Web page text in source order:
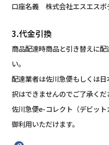
口座名義 株式会社エスエス
3.代金引換
商品配達時商品と引き替えに
い。
配達業者は佐川急便もしくは
択はできませんのでご了承くだ
佐川急便e-コレクト（デビッ
御利用いただけます。